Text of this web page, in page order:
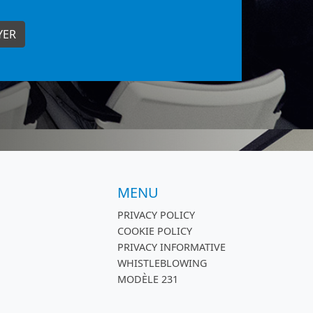
MENU
PRIVACY POLICY
COOKIE POLICY
PRIVACY INFORMATIVE
WHISTLEBLOWING
MODÈLE 231